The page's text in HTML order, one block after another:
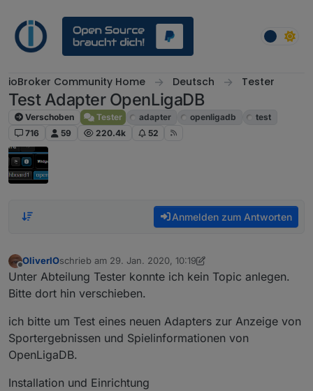
ioBroker Community Home Deutsch Tester
Test Adapter OpenLigaDB
Verschoben Tester adapter openligadb
test
716
59 220.4k 52
Anmelden zum Antworten
Offline
OliverIOschrieb am 29. Jan. 2020, 10:19
zuletzt editiert von OliverIO8. Mai 2024, 16:36
Unter Abteilung Tester konnte ich kein Topic anlegen.
Bitte dort hin verschieben.
ich bitte um Test eines neuen Adapters zur Anzeige von
Sportergebnissen und Spielinformationen von
OpenLigaDB.
Installation und Einrichtung